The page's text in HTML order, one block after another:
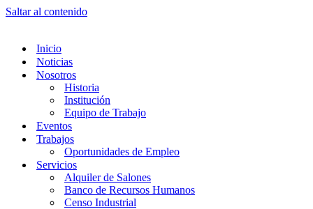
Saltar al contenido
Inicio
Noticias
Nosotros
Historia
Institución
Equipo de Trabajo
Eventos
Trabajos
Oportunidades de Empleo
Servicios
Alquiler de Salones
Banco de Recursos Humanos
Censo Industrial